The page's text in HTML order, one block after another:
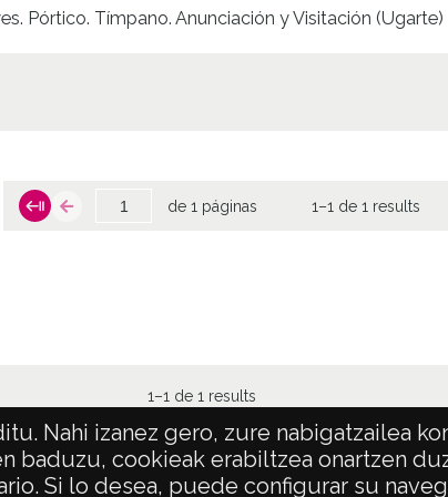
Nahi izanez gero, zure nabigatzailea
baduzu, cookieak erabiltzea onartzen
Si lo desea, puede configurar su
Pórtico. Tímpano. Anunciación y Visitación (Ugarte)
de 1 páginas 1–1 de 1 results
1–1 de 1 results